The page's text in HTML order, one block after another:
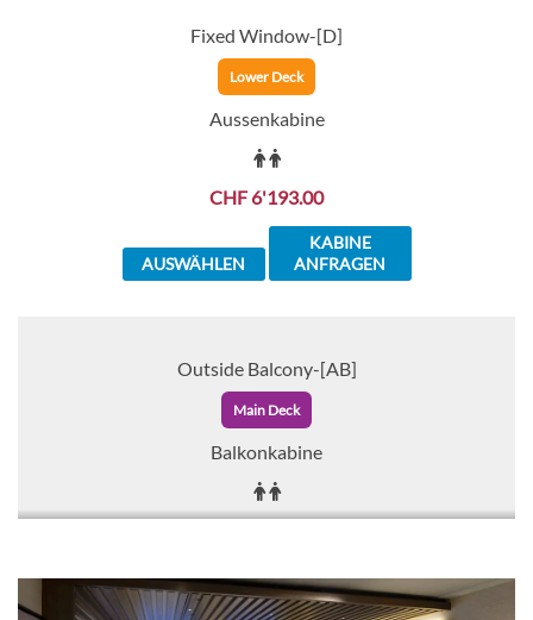
Fixed Window-[D]
Lower Deck
Aussenkabine
CHF 6'193.00
AUSWÄHLEN
KABINE
ANFRAGEN
Outside Balcony-[AB]
Main Deck
Balkonkabine
AUSWÄHLEN
KABINE
ANFRAGEN